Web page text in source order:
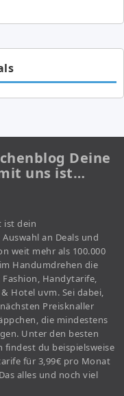
Deine
uns ist…
ist dein
an Deals und
weit mehr als 100.000
Handumdrehen die
Fashion, Handytarife,
Hotel uvm. Sei dabei,
Preisknaller
die mindestens
Unter den besten
findest du beispielsweise
für 3,99€ pro Monat
alles und noch viel